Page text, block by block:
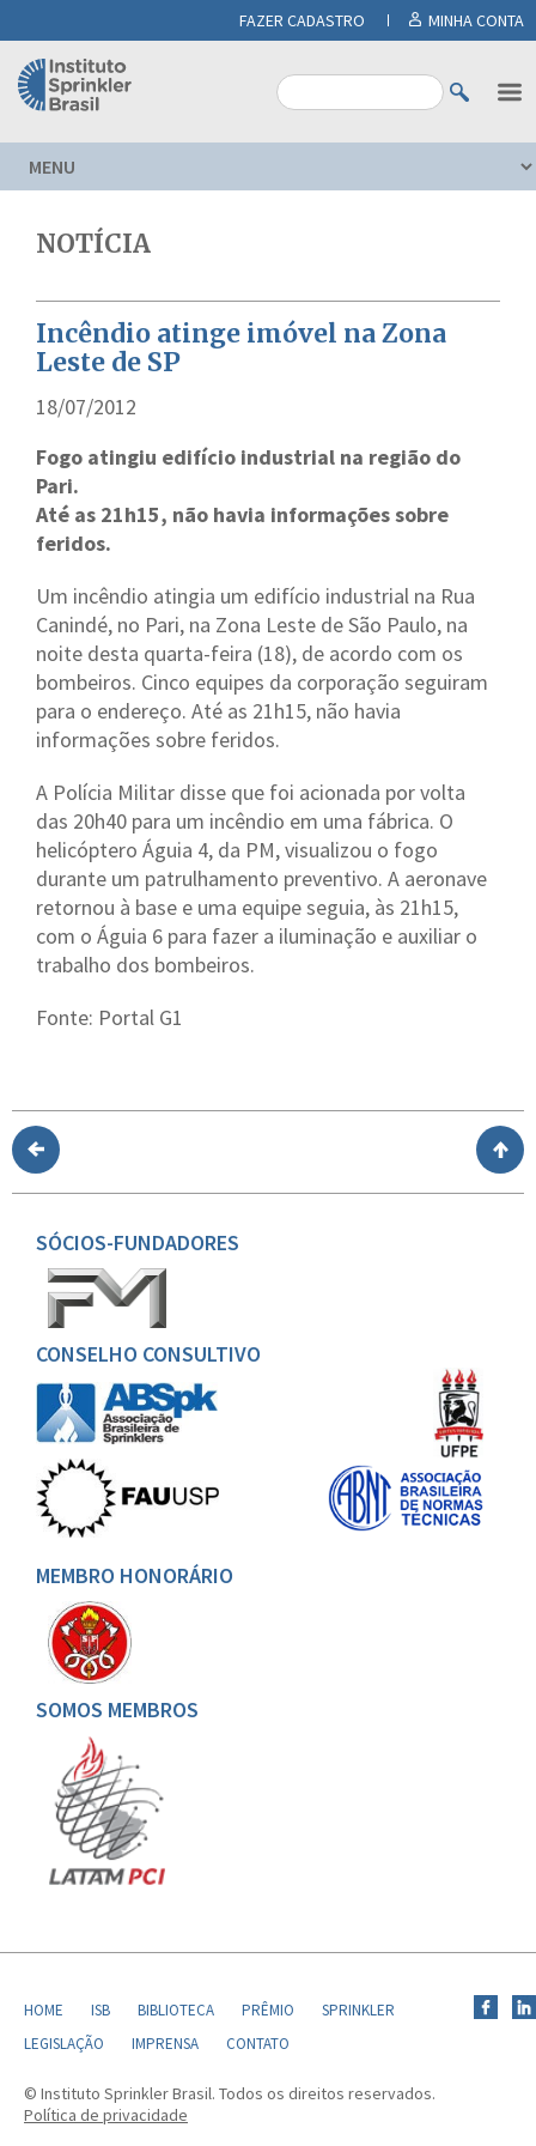
FAZER CADASTRO MINHA CONTA
NOTÍCIA
Incêndio atinge imóvel na Zona
Leste de SP
18/07/2012
Fogo atingiu edifício industrial na região do
Pari.
Até as 21h15, não havia informações sobre
feridos.
Um incêndio atingia um edifício industrial na Rua
Canindé, no Pari, na Zona Leste de São Paulo, na
noite desta quarta-feira (18), de acordo com os
bombeiros. Cinco equipes da corporação seguiram
para o endereço. Até as 21h15, não havia
informações sobre feridos.
A Polícia Militar disse que foi acionada por volta
das 20h40 para um incêndio em uma fábrica. O
helicóptero Águia 4, da PM, visualizou o fogo
durante um patrulhamento preventivo. A aeronave
retornou à base e uma equipe seguia, às 21h15,
com o Águia 6 para fazer a iluminação e auxiliar o
trabalho dos bombeiros.
Fonte: Portal G1
SÓCIOS-FUNDADORES
CONSELHO CONSULTIVO
MEMBRO HONORÁRIO
SOMOS MEMBROS
HOME ISB BIBLIOTECA PRÊMIO
SPRINKLER
LEGISLAÇÃO
IMPRENSA CONTATO
© Instituto Sprinkler Brasil. Todos os direitos reservados.
Política de privacidade